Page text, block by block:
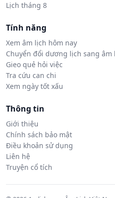
Lịch tháng 8
Tính năng
Xem âm lịch hôm nay
Chuyển đổi dương lịch sang âm
Gieo quẻ hỏi việc
Tra cứu can chi
Xem ngày tốt xấu
Thông tin
Giới thiệu
Chính sách bảo mật
Điều khoản sử dụng
Liên hệ
Truyện cổ tích